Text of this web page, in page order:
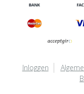
Inloggen